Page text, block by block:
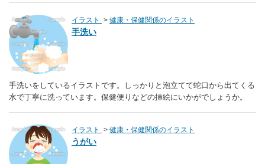
イラスト 健康・保健関係のイラスト
手洗い
手洗いをしているイラストです。しっかりと泡立てて蛇口から出てくる
水で丁寧に洗っています。保健便りなどの挿絵にいかがでしょうか。
イラスト 健康・保健関係のイラスト
うがい